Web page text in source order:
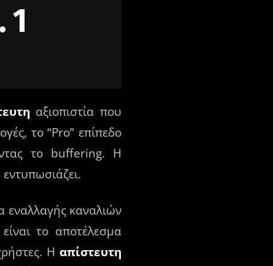
1
αξιοπιστία που
το “Pro” επίπεδο
το buffering. Η
εναλλαγής καναλιών
το αποτέλεσμα
Η απίστευτη